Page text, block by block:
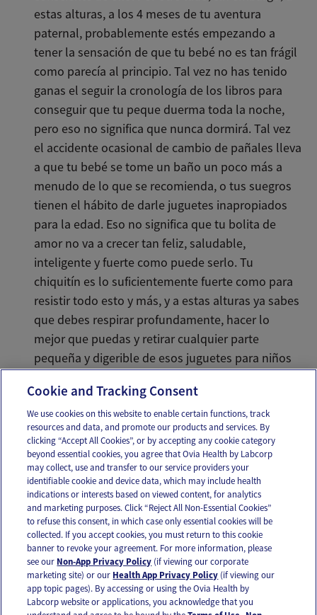
estas alturas, a los 4 meses de tu aventura
paternal, probablemente estés empezando a
tener la sensación de que tu bebé no es tan frágil
como parecía al principio. Tal vez no has tenido
ganas el seguir la cronología de los libros para
conseguir que tu peque duerma toda la noche,
pero eso no significa que nunca dormirá. Tal vez
el accidente ocasional de cambio de pañales lleva
a que tu bebé se tome un baño un poco más a
menudo de lo que se recomienda, o tus suegros
tienen el hábito de darle juguetes inapropiados
para la edad. Eso no significa que tu bolita de
amor no va a crecer tan feliz, saludable,
inteligente y fuerte como puede serlo. Tu
chiquitín es lo suficientemente fuerte como para
resistir todo esto y más, y a estas alturas ya sabes
que debes respirar profundamente, hacer lo
mejor que puedas y retirar cualquier parte
pequeña y digerible de esos juguetes para niños
Email Text
OUR APPS
FOLLOW US
Cookie and Tracking Consent
We use cookies on this website to enable certain functions, track
resources and data, and promote our products and services. By
clicking “Accept All Cookies”, or by accepting any cookie category
beyond essential cookies, you agree that Ovia Health by Labcorp
may collect, use and transfer to our service providers your
identifiable cookie and device data, which may include health
indications or interests based on viewed content, for analytics
and marketing purposes. Click “Reject All Non-Essential Cookies”
to refuse this consent, in which case only essential cookies will be
collected. If you accept cookies, you must return to this cookie
banner to revoke your agreement. For more information, please
see our Non-App Privacy Policy (if viewing our corporate
marketing site) or our Health App Privacy Policy (if viewing our
app topic pages). By accessing or using the Ovia Health by
Labcorp website or applications, you acknowledge that you